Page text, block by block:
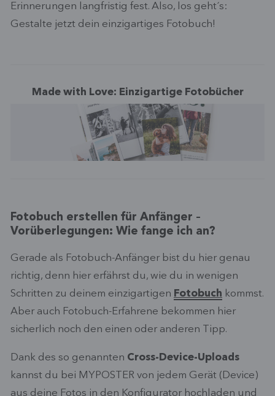
Erinnerungen langfristig fest. Also, los geht´s:
Gestalte jetzt dein einzigartiges Fotobuch!
Made with Love: Einzigartige Fotobücher
Fotobuch erstellen für Anfänger –
Vorüberlegungen: Wie fange ich an?
Gerade als Fotobuch-Anfänger bist du hier genau
richtig, denn hier erfährst du, wie du in wenigen
Schritten zu deinem einzigartigen Fotobuch kommst.
Aber auch Fotobuch-Erfahrene bekommen hier
sicherlich noch den einen oder anderen Tipp.
Dank des so genannten Cross-Device-Uploads
kannst du bei MYPOSTER von jedem Gerät (Device)
aus deine Fotos in den Konfigurator hochladen und